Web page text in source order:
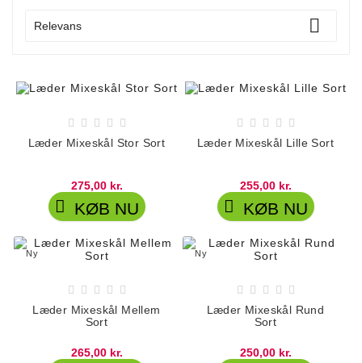
Relevans 
    
Læder Mixeskål Stor Sort
275,00 kr.
 KØB NU
    
Læder Mixeskål Lille Sort
255,00 kr.
 KØB NU
Ny
    
Læder Mixeskål Mellem
Sort
265,00 kr.
Ny
    
Læder Mixeskål Rund
Sort
250,00 kr.